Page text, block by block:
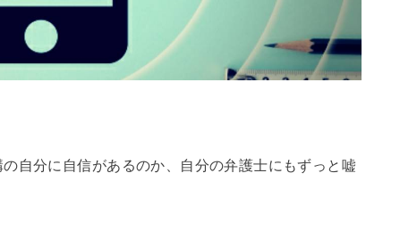
自分に自信があるのか、自分の弁護士にもずっと嘘